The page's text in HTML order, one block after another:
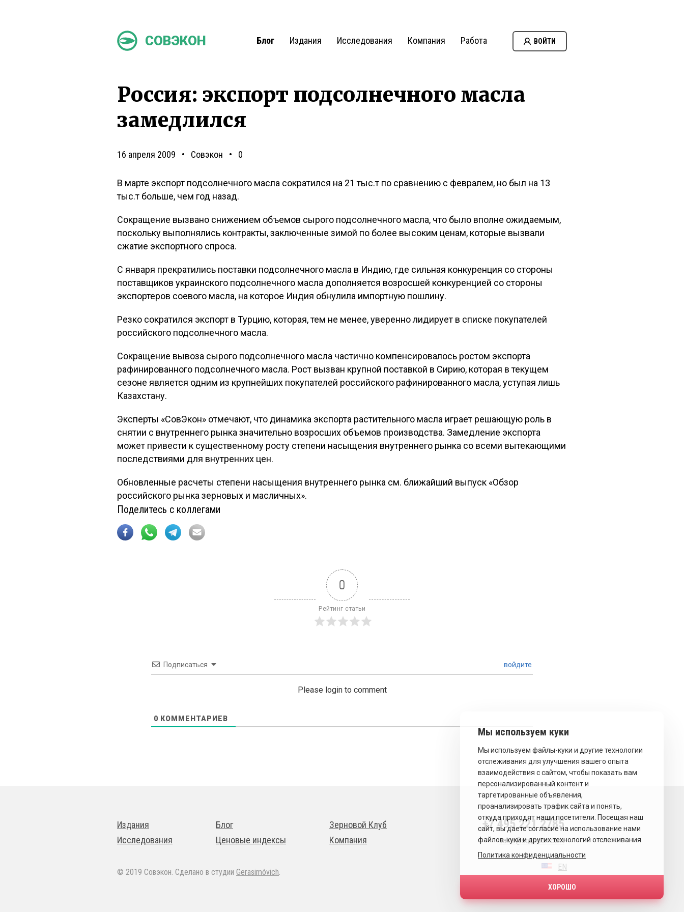
СОВЭКОН Блог Издания Исследования Компания Работа ВОЙТИ
Россия: экспорт подсолнечного масла
замедлился
16 апреля 2009 Совэкон 0
В марте экспорт подсолнечного масла сократился на 21 тыс.т по сравнению с февралем, но был на 13
тыс.т больше, чем год назад.
Сокращение вызвано снижением объемов сырого подсолнечного масла, что было вполне ожидаемым,
поскольку выполнялись контракты, заключенные зимой по более высоким ценам, которые вызвали
сжатие экспортного спроса.
С января прекратились поставки подсолнечного масла в Индию, где сильная конкуренция со стороны
поставщиков украинского подсолнечного масла дополняется возросшей конкуренцией со стороны
экспортеров соевого масла, на которое Индия обнулила импортную пошлину.
Резко сократился экспорт в Турцию, которая, тем не менее, уверенно лидирует в списке покупателей
российского подсолнечного масла.
Сокращение вывоза сырого подсолнечного масла частично компенсировалось ростом экспорта
рафинированного подсолнечного масла. Рост вызван крупной поставкой в Сирию, которая в текущем
сезоне является одним из крупнейших покупателей российского рафинированного масла, уступая лишь
Казахстану.
Эксперты «СовЭкон» отмечают, что динамика экспорта растительного масла играет решающую роль в
снятии с внутреннего рынка значительно возросших объемов производства. Замедление экспорта
может привести к существенному росту степени насыщения внутреннего рынка со всеми вытекающими
последствиями для внутренних цен.
Обновленные расчеты степени насыщения внутреннего рынка см. ближайший выпуск «Обзор
российского рынка зерновых и масличных».
Поделитесь с коллегами
0
Рейтинг статьи
Подписаться войдите
Please login to comment
0 КОММЕНТАРИЕВ
Издания
Исследования
Блог
Ценовые индексы
Зерновой Клуб
Компания
+7 495 221 2785
sales@sovecon.com
EN
© 2019 Совэкон. Сделано в студии Gerasimóvich.
Политика конфиденциальности